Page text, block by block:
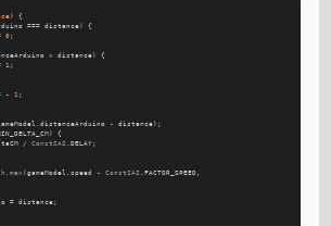
) {
=== distance) {
0;
> distance) {
1 ;
- 1 ;
distanceArduino - distance);
) {
/ ConstSAS .DELAY;
.max (gameModel.speed - ConstSAS .FACTOR_SPEED
= distance;